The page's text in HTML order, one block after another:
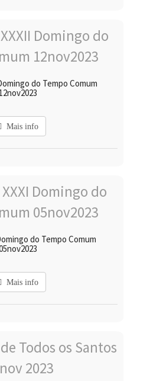
do Tempo Comum
12nov2023
Mais info
do Tempo Comum
Mais info